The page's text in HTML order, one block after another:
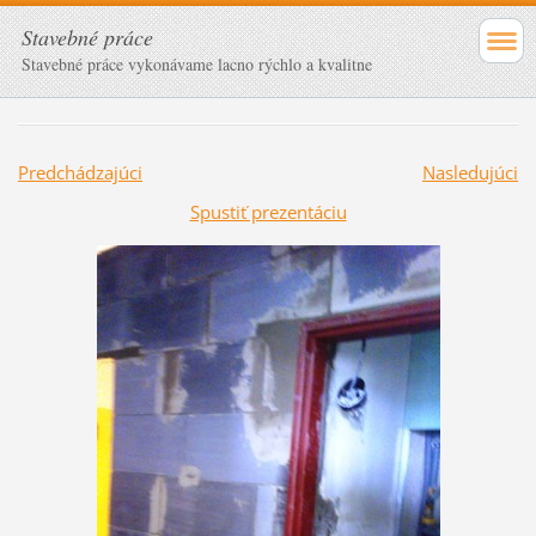
Stavebné práce
Stavebné práce vykonávame lacno rýchlo a kvalitne
Predchádzajúci
Nasledujúci
Spustiť prezentáciu